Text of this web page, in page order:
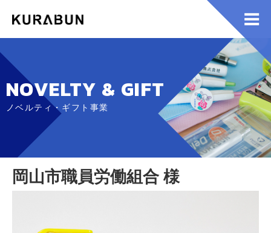
NOVELTY & GIFT
ノベルティ・ギフト事業
岡山市職員労働組合 様